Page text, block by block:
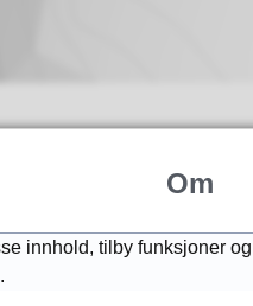
Om
innhold, tilby funksjoner